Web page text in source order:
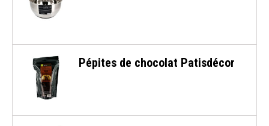
Pépites de chocolat Patisdécor